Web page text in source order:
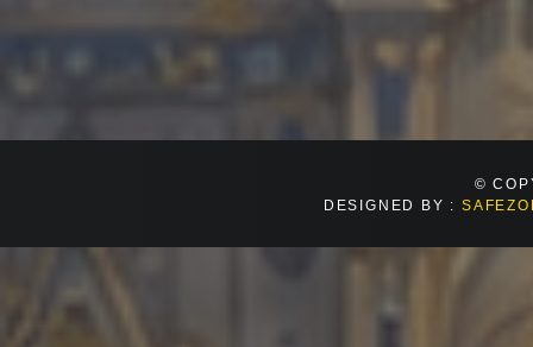
©
DESIGNED BY :